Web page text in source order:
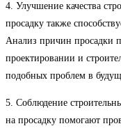
4. Улучшение качества
просадку также
Анализ причин просадки
проектировании и
подобных проблем в
5. Соблюдение
на просадку помогают